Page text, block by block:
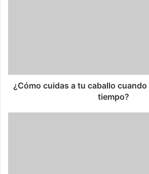
¿Cómo cuidas a tu caballo
tiempo?